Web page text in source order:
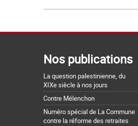
Nos publications
La question palestinienne, du
XIXe siècle à nos jours
Contre Mélenchon
Numéro spécial de La Commune
contre la réforme des retraites